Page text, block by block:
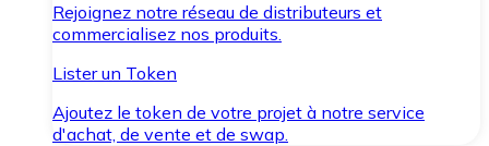
Rejoignez notre réseau de distributeurs et
commercialisez nos produits.
Lister un Token
Ajoutez le token de votre projet à notre service
d'achat, de vente et de swap.